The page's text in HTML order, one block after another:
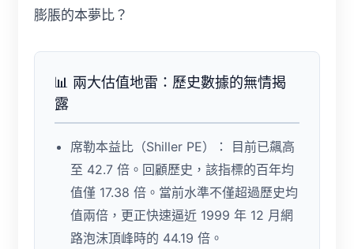
膨脹的本夢比？
📊 兩大估值地雷：歷史數據的無情揭
露
席勒本益比（Shiller PE）：
目前已飆高
至 42.7 倍 。回顧歷史，該指標的百年均
值僅 17.38 倍。當前水準不僅超過歷史均
值兩倍，更正快速逼近 1999 年 12 月網
路泡沫頂峰時的 44.19 倍 。